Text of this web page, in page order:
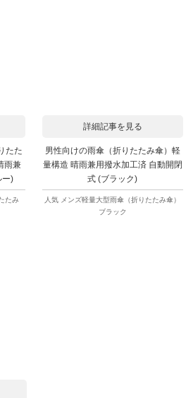
たた
雨兼
ー)
たみ
詳細記事を見る
男性向けの雨傘（折りたたみ傘）軽
量構造 晴雨兼用撥水加工済 自動開閉
式 (ブラック)
人気 メンズ軽量大型雨傘（折りたたみ傘）
ブラック